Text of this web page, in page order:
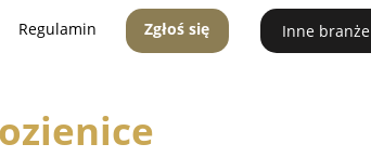
Regulamin Zgłoś się Inne branże